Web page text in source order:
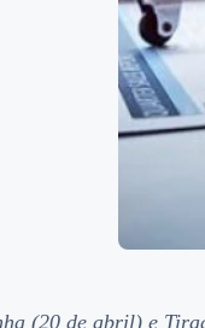
(20 de abril) e